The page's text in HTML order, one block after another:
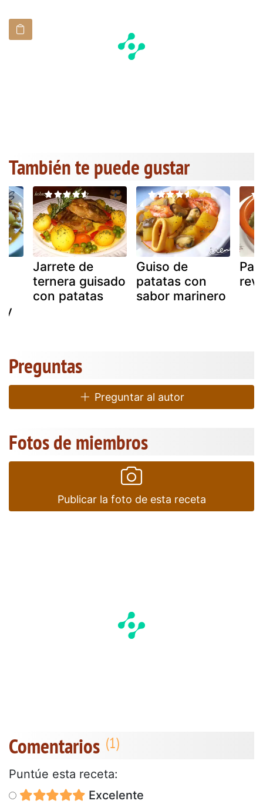
También te puede gustar
Jarrete de
ternera guisado
con patatas
Guiso de
patatas con
sabor marinero
Preguntas
Preguntar al autor
Fotos de miembros
Publicar la foto de esta receta
Comentarios
Puntúe esta receta:
Excelente